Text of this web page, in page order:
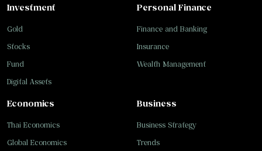
Investment
Gold
Stocks
Fund
Digital Assets
Personal Finance
Finance and Banking
Insurance
Wealth Management
Business
Business Strategy
Trends
Economics
Thai Economics
Global Economics